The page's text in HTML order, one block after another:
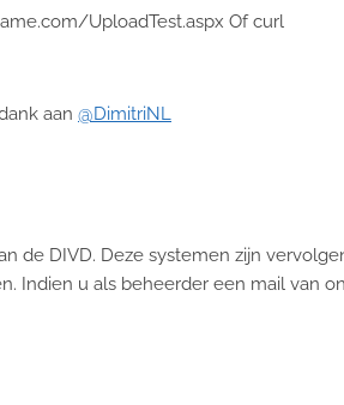
UploadTest.aspx Of curl
aan @DimitriNL
de DIVD. Deze systemen zijn
Indien u als beheerder een mail van